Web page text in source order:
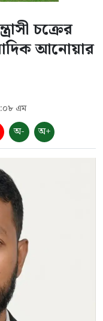
চক্রের
আনোয়ার
এম
অ- অ+